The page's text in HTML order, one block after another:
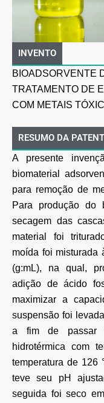
INVENTO
BIOADSORVENTE
TRATAMENTO DE
COM METAIS
RESUMO DA
A presente
biomaterial
para remoção de
Para produção do
secagem das
material foi
moída foi misturada
(g:mL), na qual,
adição de ácido
maximizar a
suspensão foi
a fim de passar
hidrotérmica com
temperatura de 126
teve seu pH
seguida foi seco